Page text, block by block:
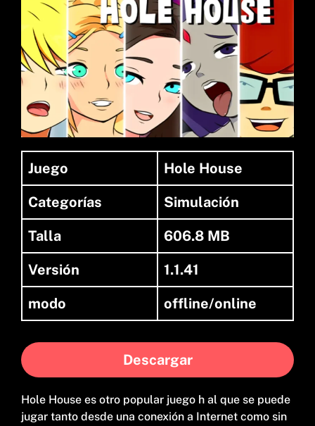
Juego
Hole House
Categorías
Simulación
Talla
606.8 MB
Versión
1.1.41
modo
offline/online
Descargar
Hole House es otro popular juego h al que se puede
jugar tanto desde una conexión a Internet como sin